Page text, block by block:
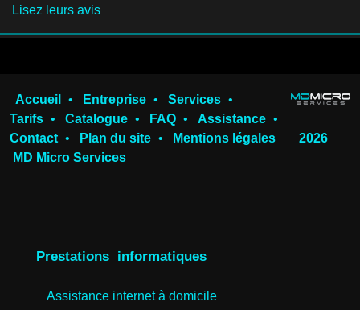
Lisez leurs avis
Accueil • Entreprise • Services •
Tarifs • Catalogue • FAQ • Assistance •
Contact • Plan du site • Mentions légales
2026
MD Micro Services
Prestations informatiques
Assistance internet à domicile